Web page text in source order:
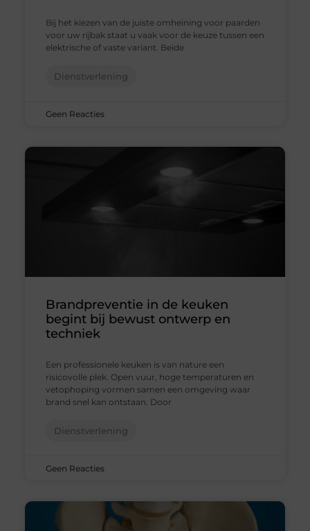
Bij het kiezen van de juiste omheining voor paarden
voor uw rijbak staat u vaak voor de keuze tussen een
elektrische of vaste variant. Beide
Dienstverlening
Geen Reacties
Brandpreventie in de keuken
begint bij bewust ontwerp en
techniek
Een professionele keuken is van nature een
risicovolle plek. Open vuur, hoge temperaturen en
vetophoping vormen samen een omgeving waar
brand snel kan ontstaan. Door
Dienstverlening
Geen Reacties